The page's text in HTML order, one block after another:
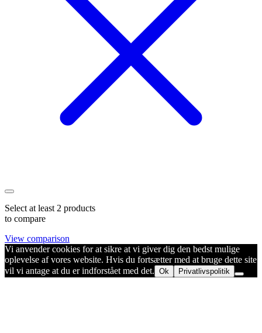
Select at least 2 products
to compare
View comparison
Vi anvender cookies for at sikre at vi giver dig den bedst mulige
oplevelse af vores website. Hvis du fortsætter med at bruge dette site
vil vi antage at du er indforstået med det. Ok Privatlivspolitik